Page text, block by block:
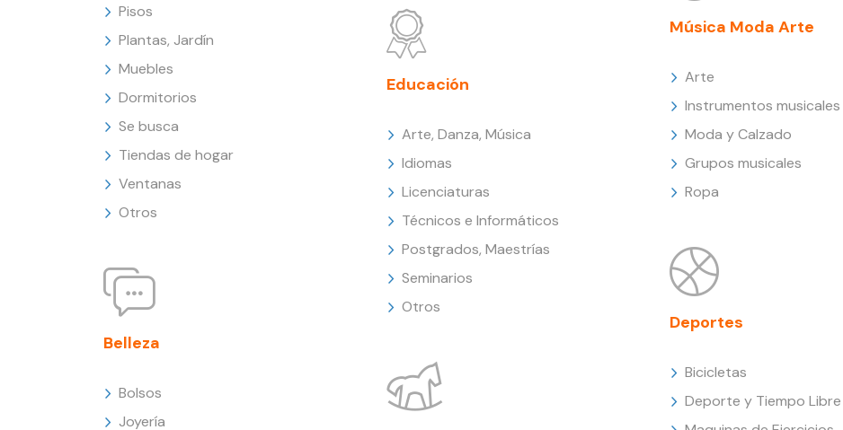
Pisos
Plantas, Jardín
Muebles
Dormitorios
Se busca
Tiendas de hogar
Ventanas
Otros
Belleza
Bolsos
Joyería
Educación
Arte, Danza, Música
Idiomas
Licenciaturas
Técnicos e Informáticos
Postgrados, Maestrías
Seminarios
Otros
Música Moda Arte
Arte
Instrumentos musicales
Moda y Calzado
Grupos musicales
Ropa
Deportes
Bicicletas
Deporte y Tiempo Libre